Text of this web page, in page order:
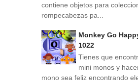
contiene objetos para
rompecabezas pa...
Monkey Go
1022
Tienes que
mini monos y
mono sea feliz encontrando